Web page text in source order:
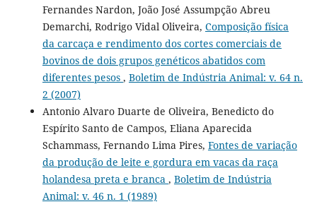
Fernandes Nardon, João José Assumpção Abreu
Demarchi, Rodrigo Vidal Oliveira, Composição física
da carcaça e rendimento dos cortes comerciais de
bovinos de dois grupos genéticos abatidos com
diferentes pesos , Boletim de Indústria Animal: v. 64 n.
2 (2007)
Antonio Alvaro Duarte de Oliveira, Benedicto do
Espírito Santo de Campos, Eliana Aparecida
Schammass, Fernando Lima Pires, Fontes de variação
da produção de leite e gordura em vacas da raça
holandesa preta e branca , Boletim de Indústria
Animal: v. 46 n. 1 (1989)